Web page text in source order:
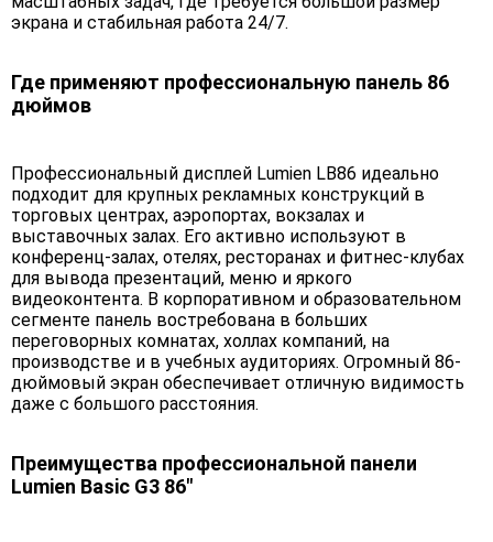
экрана и стабильная работа 24/7.
Где применяют профессиональную панель 86
дюймов
Профессиональный дисплей Lumien LB86 идеально
подходит для крупных рекламных конструкций в
торговых центрах, аэропортах, вокзалах и
выставочных залах. Его активно используют в
конференц-залах, отелях, ресторанах и фитнес-клубах
для вывода презентаций, меню и яркого
видеоконтента. В корпоративном и образовательном
сегменте панель востребована в больших
переговорных комнатах, холлах компаний, на
производстве и в учебных аудиториях. Огромный 86-
дюймовый экран обеспечивает отличную видимость
даже с большого расстояния.
Преимущества профессиональной панели
Lumien Basic G3 86"